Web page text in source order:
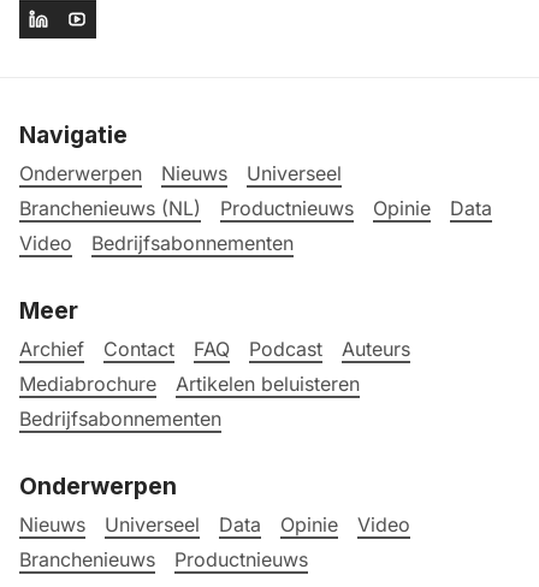
Navigatie
Onderwerpen Nieuws
Universeel
Branchenieuws (NL)
Productnieuws Opinie
Data
Video
Bedrijfsabonnementen
Meer
Archief Contact FAQ Podcast
Auteurs
Mediabrochure
Artikelen beluisteren
Bedrijfsabonnementen
Onderwerpen
Nieuws Universeel Data Opinie
Video
Branchenieuws
Productnieuws